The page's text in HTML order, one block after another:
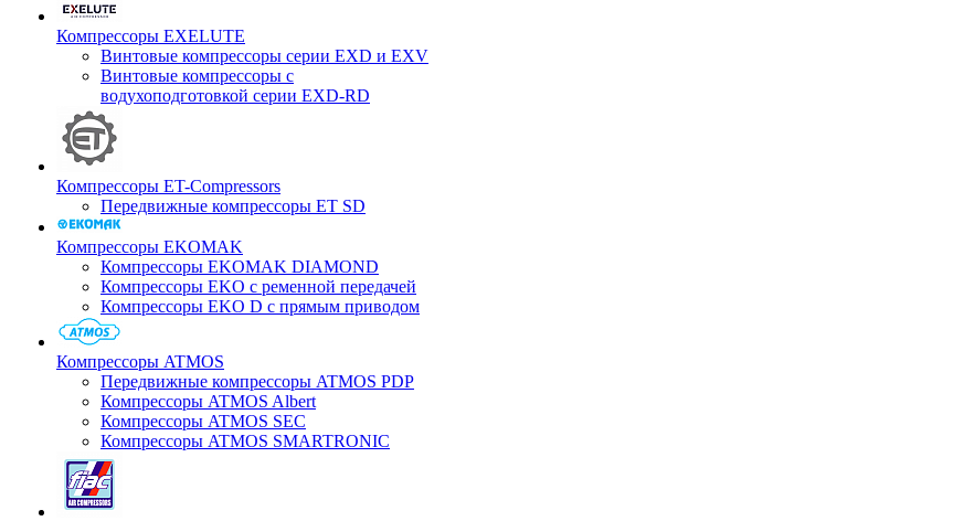
Компрессоры EXELUTE
Винтовые компрессоры серии EXD и EXV
Винтовые компрессоры с
водухоподготовкой серии EXD-RD
Компрессоры ET-Compressors
Передвижные компрессоры ET SD
Компрессоры EKOMAK
Компрессоры EKOMAK DIAMOND
Компрессоры EKO c ременной передачей
Компрессоры EKO D с прямым приводом
Компрессоры ATMOS
Передвижные компрессоры ATMOS PDP
Компрессоры ATMOS Albert
Компрессоры ATMOS SEC
Компрессоры ATMOS SMARTRONIC